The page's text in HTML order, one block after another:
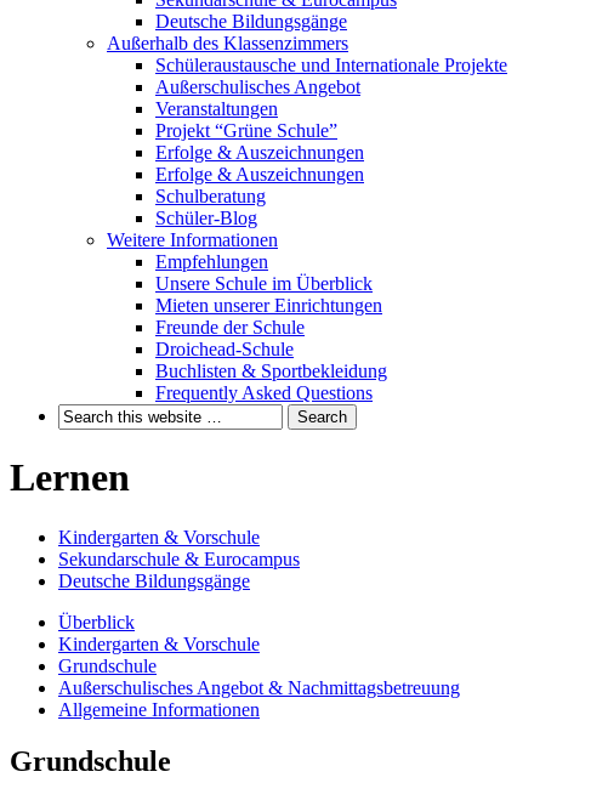
Deutsche Bildungsgänge
Außerhalb des Klassenzimmers
Schüleraustausche und Internationale Projekte
Außerschulisches Angebot
Veranstaltungen
Projekt “Grüne Schule”
Erfolge & Auszeichnungen
Erfolge & Auszeichnungen
Schulberatung
Schüler-Blog
Weitere Informationen
Empfehlungen
Unsere Schule im Überblick
Mieten unserer Einrichtungen
Freunde der Schule
Droichead-Schule
Buchlisten & Sportbekleidung
Frequently Asked Questions
Lernen
Kindergarten & Vorschule
Sekundarschule & Eurocampus
Deutsche Bildungsgänge
Überblick
Kindergarten & Vorschule
Grundschule
Außerschulisches Angebot & Nachmittagsbetreuung
Allgemeine Informationen
Grundschule